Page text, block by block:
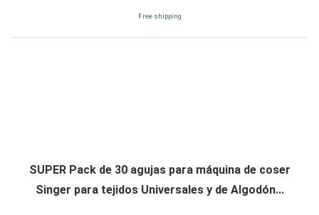
Free shipping
SUPER Pack de 30 agujas para máquina de coser
Singer para tejidos Universales y de Algodón...